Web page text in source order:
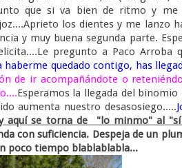
que si va bien de ritmo y
los dientes y me lanzo
y muy buena segunda parte.
pregunto a Paco Arroba
haberme quedado contigo, has
de ir acompañándote o
Esperamos la llegada del binomio
aumenta nuestro desasosiego.....
aquí se torna de "lo minmo" al "sí
con suficiencia. Despeja de un
poco tiempo blablablabla...